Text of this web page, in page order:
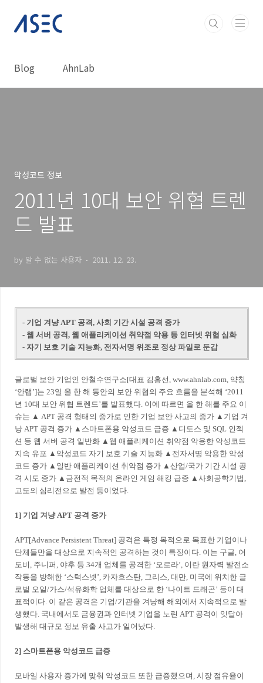
Blog AhnLab
악성코드 정보
2011년 10대 보안 위협 트렌
드 발표
by 알 수 없는 사용자 2011. 12. 23.
- 기업 겨냥 APT 공격, 사회 기간 시설 공격 증가
- 웹 서버 공격, 웹 애플리케이션 취약점 악용 등 인터넷 위협 심화
- 자기 보호 기술 지능화, 전자서명 위조로 정상 파일로 둔갑
글로벌 보안 기업인 안철수연구소[대표 김홍선, www.ahnlab.com, 약칭
‘안랩’]는 23일 올 한 해 동안의 보안 위협의 주요 흐름을 분석해 ‘2011
년 10대 보안 위협 트렌드’를 발표했다. 이에 따르면 올 한 해를 주요 이
슈는 ▲ APT 공격 형태의 증가로 인한 기업 보안 사고의 증가 ▲기업 겨
냥 APT 공격 증가 ▲스마트폰용 악성코드 급증 ▲디도스 및 SQL 인젝
션 등 웹 서버 공격 일반화 ▲웹 애플리케이션 취약점 악용한 악성코드
지속 유포 ▲악성코드 자기 보호 기술 지능화 ▲전자서명 악용한 악성
코드 증가 ▲일반 애플리케이션 취약점 증가 ▲산업/국가 기간 시설 공
격 시도 증가 ▲금전적 목적의 온라인 게임 해킹 급증 ▲사회공학기법,
고도의 심리전으로 발전 등이었다.
1] 기업 겨냥 APT 공격 증가
APT[Advance Persistent Threat] 공격은 특정 목적으로 목표한 기업이나
단체들만을 대상으로 지속적인 공격하는 것이 특징이다. 이는 구글, 어
도비, 주니퍼, 야후 등 34개 업체를 공격한 ‘오로라’, 이란 원자력 발전소
작동을 방해한 ‘스턱스넷’, 카자흐스탄, 그리스, 대만, 미국에 위치한 글
로벌 오일/가스/석유화학 업체를 대상으로 한 ‘나이트 드래곤’ 등이 대
표적이다. 이 같은 공격은 기업/기관을 겨냥해 해외에서 지속적으로 발
생했다. 국내에서도 금융권과 인터넷 기업을 노린 APT 공격이 잇달아
발생해 대규모 정보 유출 사고가 일어났다.
2] 스마트폰용 악성코드 급증
모바일 사용자 증가에 맞춰 악성코드 또한 급증했으며, 시장 점유율이